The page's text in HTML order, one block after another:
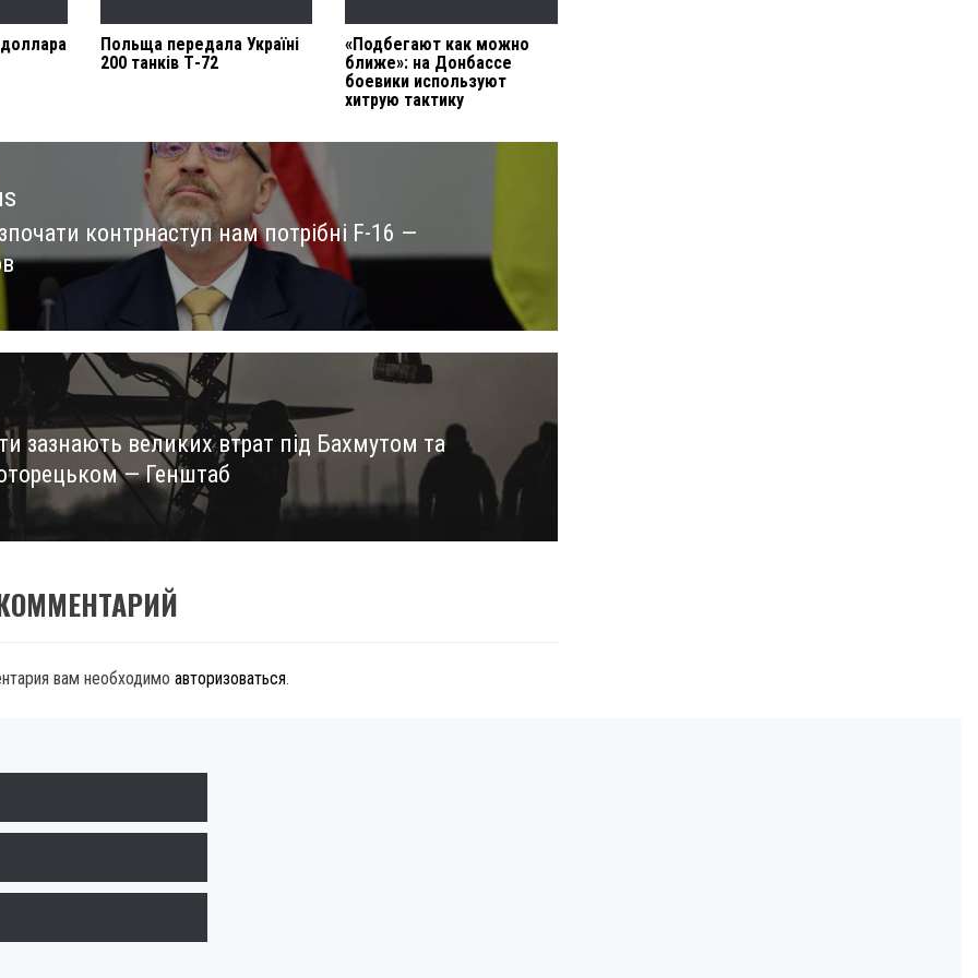
Польща передала Україні
200 танків Т-72
«Подбегают как можно
ближе»: на Донбассе
боевики используют
хитрую тактику
контрнаступ нам потрібні F-16 —
зазнають великих втрат під Бахмутом та
— Генштаб
вам необходимо авторизоваться.